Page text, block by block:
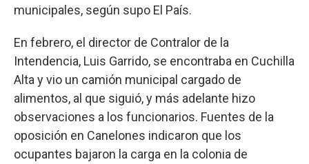
municipales, según supo El País.
En febrero, el director de Contralor de la
Intendencia, Luis Garrido, se encontraba en Cuchilla
Alta y vio un camión municipal cargado de
alimentos, al que siguió, y más adelante hizo
observaciones a los funcionarios. Fuentes de la
oposición en Canelones indicaron que los
ocupantes bajaron la carga en la colonia de